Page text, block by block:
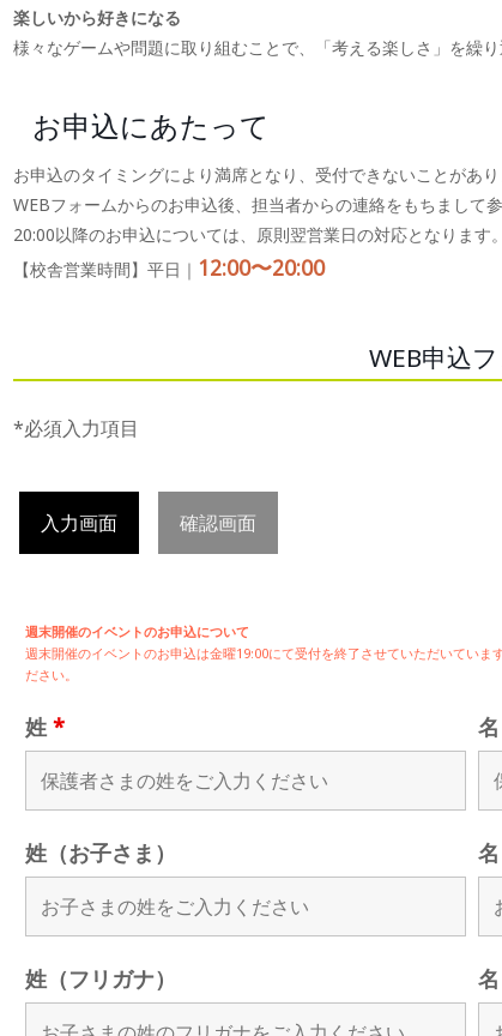
楽しいから好きになる
様々なゲームや問題に取り組むことで、「考える楽しさ」を繰
お申込にあたって
お申込のタイミングにより満席となり、受付できないことがあ
WEBフォームからのお申込後、担当者からの連絡をもちまして参
20:00以降のお申込については、原則翌営業日の対応となります。
【校舎営業時間】平日｜ 12:00〜20:00
WEB申込
*必須入力項目
入力画面 確認画面
週末開催のイベントのお申込について
週末開催のイベントのお申込は金曜19:00にて受付を終了させていただいていま
ださい。
姓 *
姓（お子さま）
姓（フリガナ）